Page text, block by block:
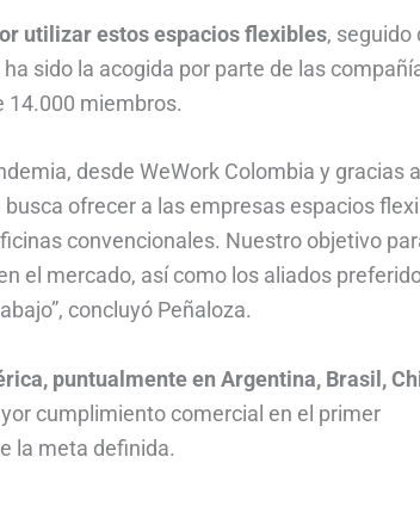
utilizar estos espacios flexibles, seguido
sido la acogida por parte de las
14.000 miembros.
desde WeWork Colombia y gracias
ofrecer a las empresas espacios
convencionales. Nuestro objetivo
el mercado, así como los aliados
concluyó Peñaloza.
puntualmente en Argentina, Brasil,
cumplimiento comercial en el primer
la meta definida.